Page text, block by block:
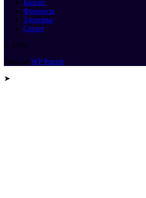
Бизнес
Финансы
Здоровье
Спорт
© 2026
Тема от WP Puzzle
➤